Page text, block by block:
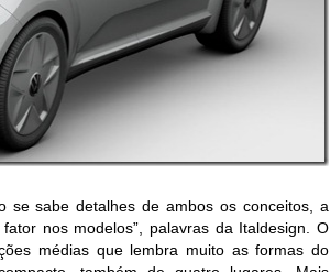
se sabe detalhes de ambos os conceitos, a
nos modelos”, palavras da Italdesign. O
médias que lembra muito as formas do